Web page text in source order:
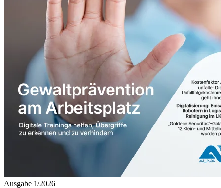
Ausgabe 1/2026